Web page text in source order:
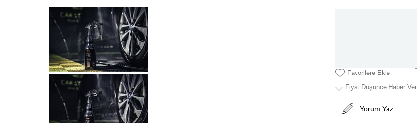
Favorilere Ekle
Fiyat Düşünce Haber Ver
Yorum Yaz